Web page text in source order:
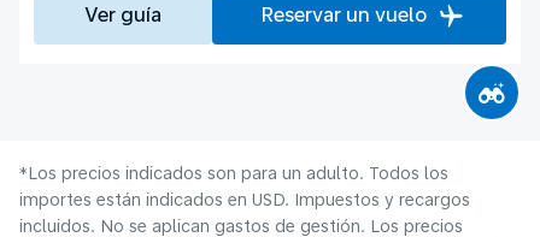
Ver guía Reservar un vuelo
*Los precios indicados son para un adulto. Todos los
importes están indicados en USD. Impuestos y recargos
incluidos. No se aplican gastos de gestión. Los precios